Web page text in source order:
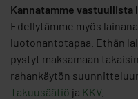
Kannatamme vastuullista
Edellytämme myös
luotonantotapaa. Ethän
pystyt maksamaan
rahankäytön
Takuusäätiö ja KKV.